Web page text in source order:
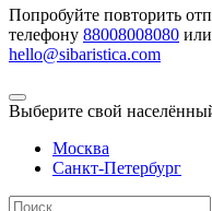
Попробуйте повторить
телефону 88008008080
hello@sibaristica.com
Выберите свой
Москва
Санкт-Петербург